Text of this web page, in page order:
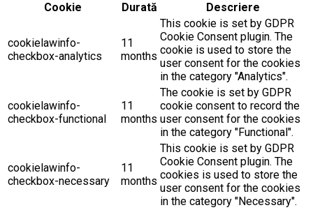
Cookie
Durată Descriere
cookielawinfo-
checkbox-analytics
11
months
This cookie is set by GDPR
Cookie Consent plugin. The
cookie is used to store the
user consent for the cookies
in the category "Analytics".
cookielawinfo-
checkbox-functional
11
months
The cookie is set by GDPR
cookie consent to record the
user consent for the cookies
in the category "Functional".
cookielawinfo-
checkbox-necessary
11
months
This cookie is set by GDPR
Cookie Consent plugin. The
cookies is used to store the
user consent for the cookies
in the category "Necessary".